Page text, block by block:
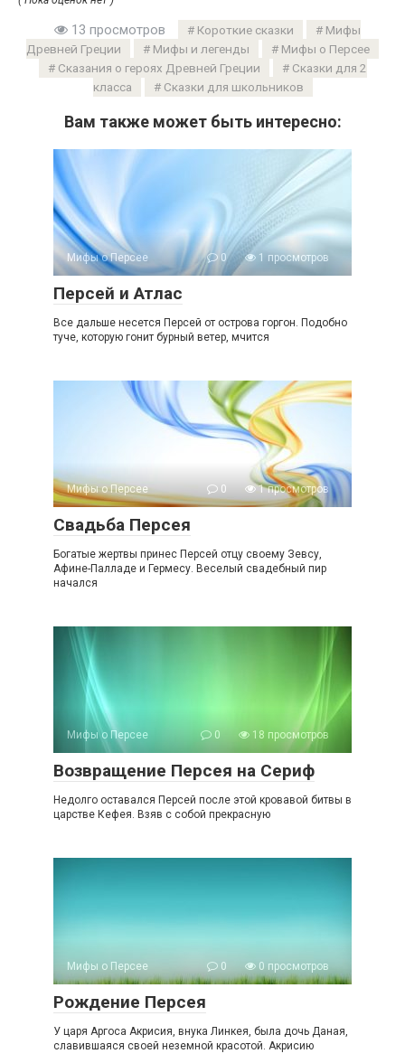
13 просмотров Короткие сказки
Мифы
Древней Греции
Мифы и легенды
Мифы о Персее
Сказания о героях Древней Греции
Сказки для 2
класса
Сказки для школьников
Вам также может быть интересно:
Мифы о Персее 0 1 просмотров
Персей и Атлас
Все дальше несется Персей от острова горгон. Подобно
туче, которую гонит бурный ветер, мчится
Мифы о Персее 0 1 просмотров
Свадьба Персея
Богатые жертвы принес Персей отцу своему Зевсу,
Афине-Палладе и Гермесу. Веселый свадебный пир
начался
Мифы о Персее 0 18 просмотров
Возвращение Персея на Сериф
Недолго оставался Персей после этой кровавой битвы в
царстве Кефея. Взяв с собой прекрасную
Мифы о Персее 0 0 просмотров
Рождение Персея
У царя Аргоса Акрисия, внука Линкея, была дочь Даная,
славившаяся своей неземной красотой. Акрисию